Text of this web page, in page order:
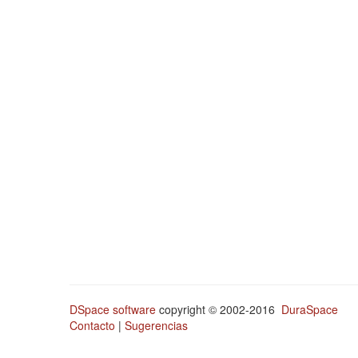
DSpace software copyright © 2002-2016 DuraSpace
Contacto | Sugerencias